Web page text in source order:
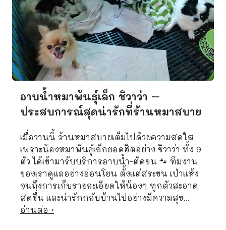
อาบน้ำหมาพันธุ์เล็ก ชิวาว่า –
ประสบการณ์สุดน่ารักที่ร้านหมาสบาย
เมื่อวานนี้ ร้านหมาสบายเต็มไปด้วยความสดใส
เพราะน้องหมาพันธุ์เล็กยอดฮิตอย่าง ชิวาว่า ทั้ง 9
ตัว ได้เข้ามารับบริการอาบน้ำ-ตัดขน 🐾 ทีมงาน
ของเราดูแลอย่างอ่อนโยน ตั้งแต่สระขน เป่าแห้ง
จนถึงการเก็บรายละเอียดให้น้องๆ ทุกตัวสะอาด
สดชื่น และน่ารักกลับบ้านไปอย่างมีความสุข...
อ่านต่อ ›